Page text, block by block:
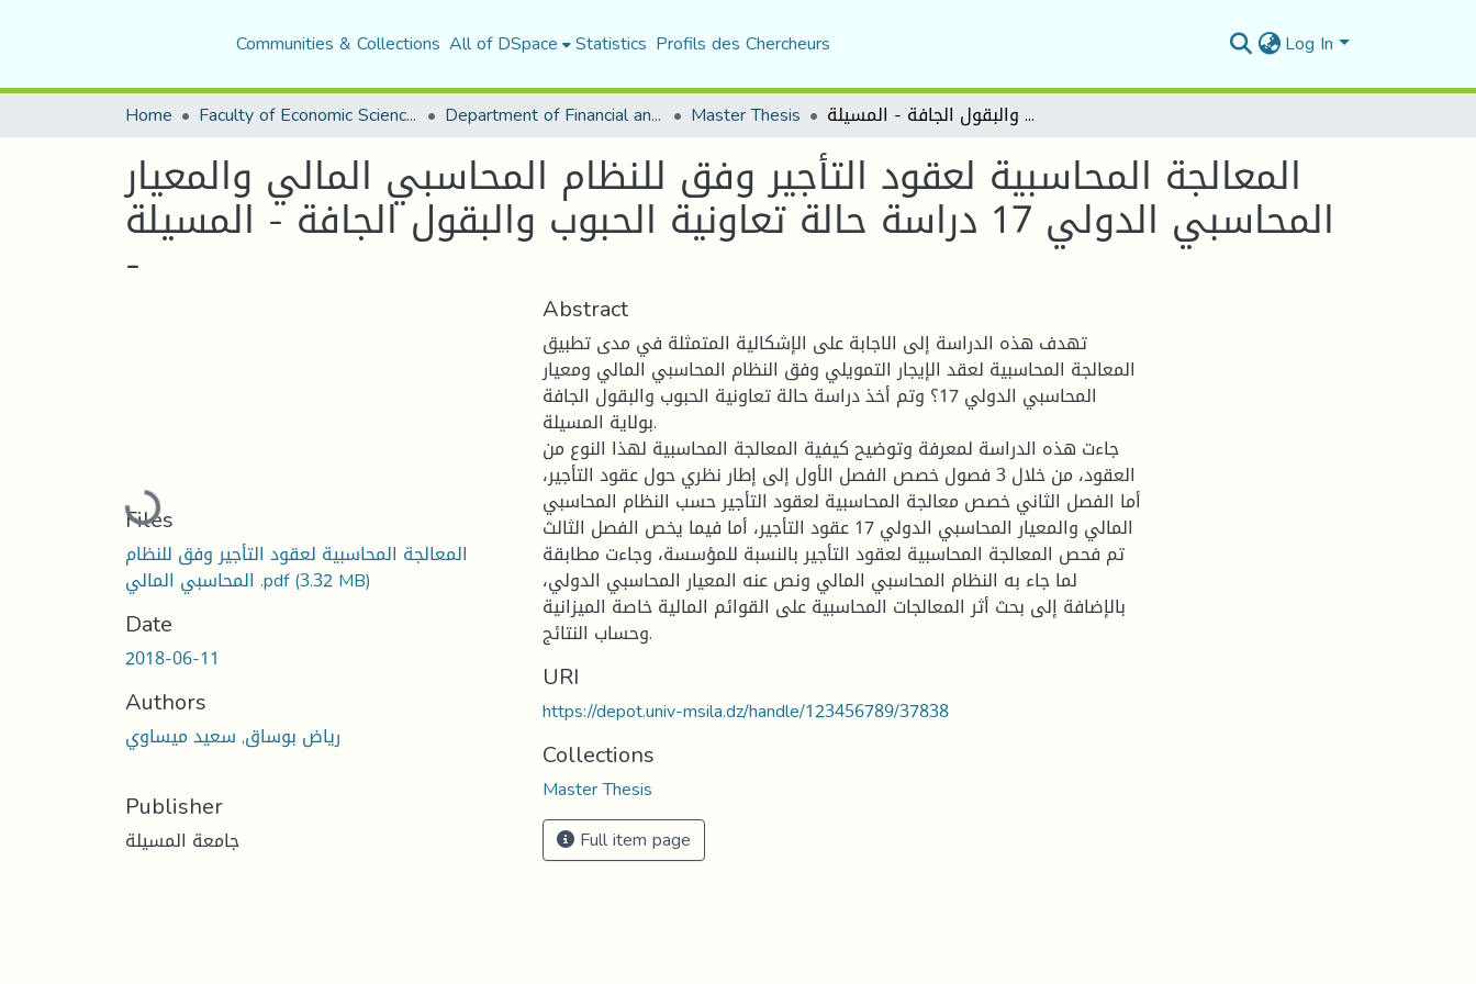
Communities & Collections All of DSpace Statistics Profils des Chercheurs Log In
Home Faculty of Economic Sciences, Commerce and Management Sciences Department of Financial and Accounting Sciences Master Thesis المعالجة المحاسبية لعقود التأجير وفق للنظام المحاسبي المالي والمعيار المحاسبي الدولي 17 دراسة حالة تعاونية الحبوب والبقول الجافة - المسيلة -
المعالجة المحاسبية لعقود التأجير وفق للنظام المحاسبي المالي والمعيار
المحاسبي الدولي 17 دراسة حالة تعاونية الحبوب والبقول الجافة - المسيلة
-
Loading...
Files
المعالجة المحاسبية لعقود التأجير وفق للنظام
المحاسبي المالي .pdf(3.32 MB)
Date
2018-06-11
Authors
رياض بوساق, سعيد ميساوي
Publisher
جامعة المسيلة
Abstract
تهدف هذه الدراسة إلى الاجابة على الإشكالية المتمثلة في مدى تطبيق
المعالجة المحاسبية لعقد الإيجار التمويلي وفق النظام المحاسبي المالي ومعيار
المحاسبي الدولي 17؟ وتم أخذ دراسة حالة تعاونية الحبوب والبقول الجافة
بولاية المسيلة.
جاءت هذه الدراسة لمعرفة وتوضيح كيفية المعالجة المحاسبية لهذا النوع من
العقود، من خلال 3 فصول خصص الفصل الأول إلى إطار نظري حول عقود التأجير،
أما الفصل الثاني خصص معالجة المحاسبية لعقود التأجير حسب النظام المحاسبي
المالي والمعيار المحاسبي الدولي 17 عقود التأجير، أما فيما يخص الفصل الثالث
تم فحص المعالجة المحاسبية لعقود التأجير بالنسبة للمؤسسة، وجاءت مطابقة
لما جاء به النظام المحاسبي المالي ونص عنه المعيار المحاسبي الدولي،
بالإضافة إلى بحث أثر المعالجات المحاسبية على القوائم المالية خاصة الميزانية
وحساب النتائج.
URI
https://depot.univ-msila.dz/handle/123456789/37838
Collections
Master Thesis
Full item page